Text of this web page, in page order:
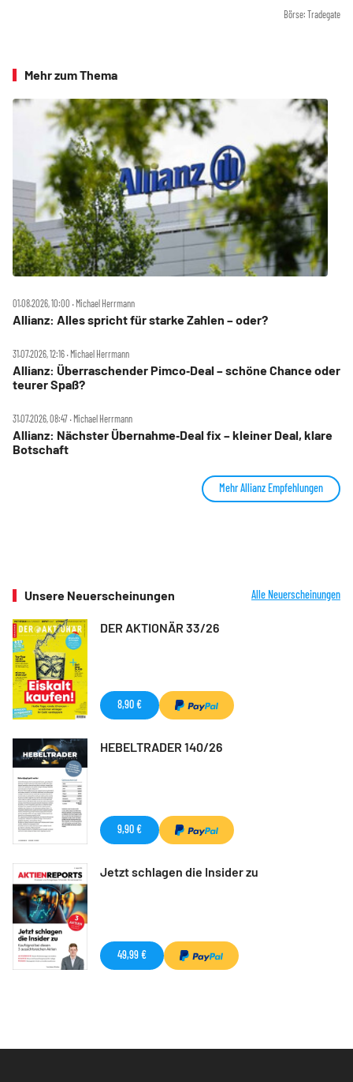
Börse: Tradegate
Mehr zum Thema
01.08.2026, 10:00 ‧ Michael Herrmann
Allianz: Alles spricht für starke Zahlen – oder?
31.07.2026, 12:16 ‧ Michael Herrmann
Allianz: Überraschender Pimco‑Deal – schöne Chance oder
teurer Spaß?
31.07.2026, 08:47 ‧ Michael Herrmann
Allianz: Nächster Übernahme‑Deal fix – kleiner Deal, klare
Botschaft
Mehr Allianz Empfehlungen
Unsere Neuerscheinungen Alle Neuerscheinungen
DER AKTIONÄR 33/26
8,90 €
HEBELTRADER 140/26
9,90 €
Jetzt schlagen die Insider zu
49,99 €